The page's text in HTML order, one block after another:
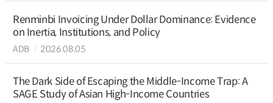
Renminbi Invoicing Under Dollar Dominance: Evidence
on Inertia, Institutions, and Policy
ADB 2026.08.05
The Dark Side of Escaping the Middle-Income Trap: A
SAGE Study of Asian High-Income Countries